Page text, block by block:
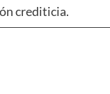
crediticia.